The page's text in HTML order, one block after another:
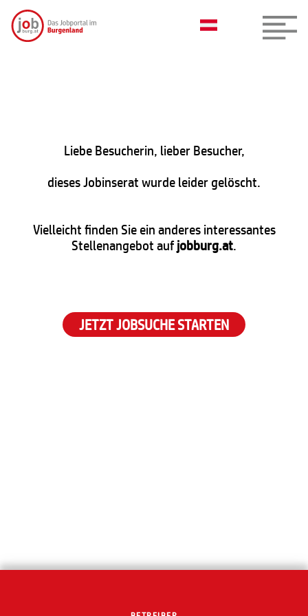
Liebe Besucherin, lieber Besucher,
dieses Jobinserat wurde leider gelöscht.
Vielleicht finden Sie ein anderes interessantes
Stellenangebot aufjobburg.at.
JETZT JOBSUCHE STARTEN